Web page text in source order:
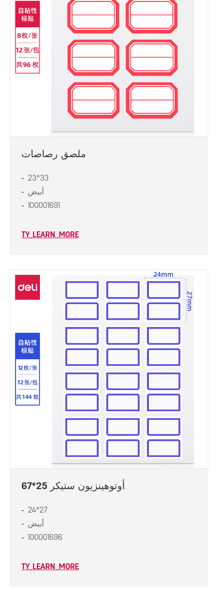
ملصق رصاصات
23*33
أبيض
100001691
TY_LEARN_MORE
أوتوهينزيون ستيكر 25*67
24*27
أبيض
100001696
TY_LEARN_MORE